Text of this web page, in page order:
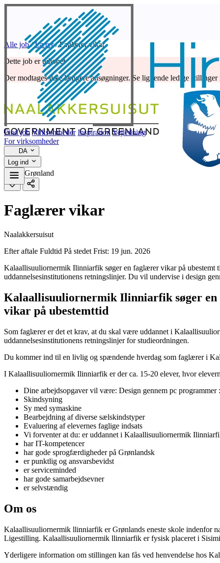
Find job Virksomheder Inspiration Vejledning
For virksomheder
DA
Log ind
Alle job / Lærer / Faglærer vikar
Dette job er udløbet
Der modtages ikke længere ansøgninger. Se lignende ledige stillinger
Lærer Grønland
Faglærer vikar
Naalakkersuisut
Efter aftale Fuldtid På stedet Frist: 19 jun. 2026
Kalaallisuuliornermik Ilinniarfik søger en faglærer vikar på
uddannelsesinstitutionens retningslinjer. Du vil undervise i design
Kalaallisuuliornermik Ilinniarfik søger
vikar på ubestemttid
Som faglærer er det et krav, at du skal være uddannet i
uddannelsesinstitutionens retningslinjer for studieordningen.
Du kommer ind til en livlig og spændende hverdag som faglærer i
I Kalaallisuuliornermik Ilinniarfik er der ca. 15-20 elever, hvor
Dine arbejdsopgaver vil være: Design gennem pc programmer
Skindsyning
Sy med symaskine
Bearbejdning af diverse sælskindstyper
Evaluering af elevernes faglige indsats
Vi forventer at du: er uddannet i Kalaallisuuliornermik
har IT-kompetencer
har gode sprogfærdigheder på Grønlandsk
er punktlig og ansvarsbevidst
er serviceminded
har gode samarbejdsevner
er selvstændig
Om os
Kalaallisuuliornermik llinniarfik er Grønlands eneste skole indenfor
Ligestilling. Kalaallisuuliornermik llinniarfik er fysisk placeret i
Yderligere information om stillingen kan fås ved henvendelse hos